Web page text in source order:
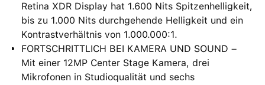
Retina XDR Display hat 1.600 Nits Spitzenhelligkeit,
bis zu 1.000 Nits durchgehende Helligkeit und ein
Kontrastverhältnis von 1.000.000:1.
FORTSCHRITTLICH BEI KAMERA UND SOUND –
Mit einer 12MP Center Stage Kamera, drei
Mikrofonen in Studioqualität und sechs